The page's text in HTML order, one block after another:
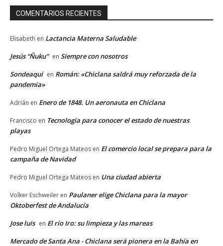
COMENTARIOS RECIENTES
Elisabeth en Lactancia Materna Saludable
Jesús “Ñuku” en Siempre con nosotros
Sondeaquí en Román: «Chiclana saldrá muy reforzada de la
pandemia»
Adrián en Enero de 1848. Un aeronauta en Chiclana
Francisco en Tecnología para conocer el estado de nuestras
playas
Pedro Miguel Ortega Mateos en El comercio local se prepara para la
campaña de Navidad
Pedro Miguel Ortega Mateos en Una ciudad abierta
Volker Eschweiler en Paulaner elige Chiclana para la mayor
Oktoberfest de Andalucía
Jose luis en El río Iro: su limpieza y las mareas
Mercado de Santa Ana - Chiclana será pionera en la Bahía en